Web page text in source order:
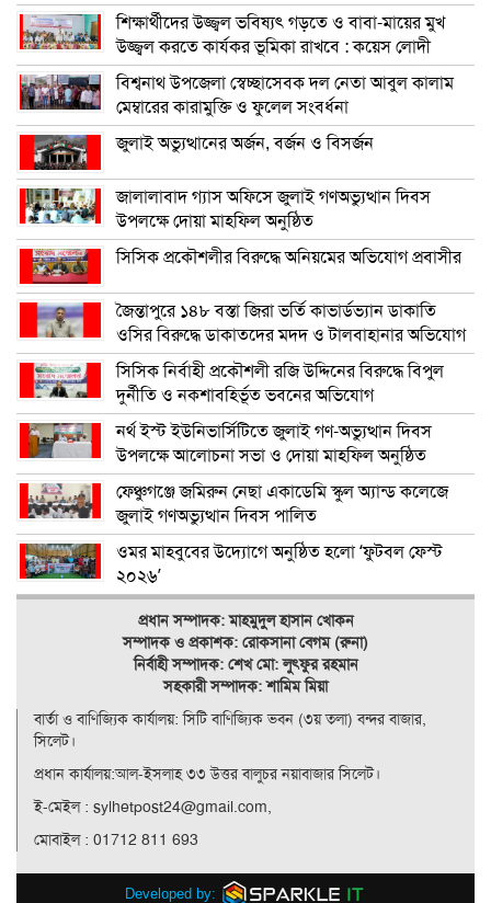
শিক্ষার্থীদের উজ্জ্বল ভবিষ্যৎ গড়তে ও বাবা-মায়ের মুখ
উজ্জ্বল করতে কার্যকর ভূমিকা রাখবে : কয়েস লোদী
বিশ্বনাথ উপজেলা স্বেচ্ছাসেবক দল নেতা আবুল কালাম
মেম্বারের কারামুক্তি ও ফুলেল সংবর্ধনা
জুলাই অভ্যুত্থানের অর্জন, বর্জন ও বিসর্জন
জালালাবাদ গ্যাস অফিসে জুলাই গণঅভ্যুত্থান দিবস
উপলক্ষে দোয়া মাহফিল অনুষ্ঠিত
সিসিক প্রকৌশলীর বিরুদ্ধে অনিয়মের অভিযোগ প্রবাসীর
জৈন্তাপুরে ১৪৮ বস্তা জিরা ভর্তি কাভার্ডভ্যান ডাকাতি
ওসির বিরুদ্ধে ডাকাতদের মদদ ও টালবাহানার অভিযোগ
সিসিক নির্বাহী প্রকৌশলী রজি উদ্দিনের বিরুদ্ধে বিপুল
দুর্নীতি ও নকশাবহির্ভূত ভবনের অভিযোগ
নর্থ ইস্ট ইউনিভার্সিটিতে জুলাই গণ-অভ্যুত্থান দিবস
উপলক্ষে আলোচনা সভা ও দোয়া মাহফিল অনুষ্ঠিত
ফেঞ্চুগঞ্জে জমিরুন নেছা একাডেমি স্কুল অ্যান্ড কলেজে
জুলাই গণঅভ্যুত্থান দিবস পালিত
ওমর মাহবুবের উদ্যোগে অনুষ্ঠিত হলো ‘ফুটবল ফেস্ট
২০২৬’
প্রধান সম্পাদক: মাহমুদুল হাসান খোকন
সম্পাদক ও প্রকাশক: রোকসানা বেগম (রুনা)
নির্বাহী সম্পাদক: শেখ মো: লুৎফুর রহমান
সহকারী সম্পাদক: শামিম মিয়া
বার্তা ও বাণিজ্যিক কার্যালয়: সিটি বাণিজ‍্যিক ভবন (৩য় তলা) বন্দর বাজার,
সিলেট।
প্রধান কার্যালয়:আল-ইসলাহ ৩৩ উত্তর বালুচর নয়াবাজার সিলেট।
ই-মেইল : sylhetpost24@gmail.com,
মোবাইল : 01712 811 693
Developed by: